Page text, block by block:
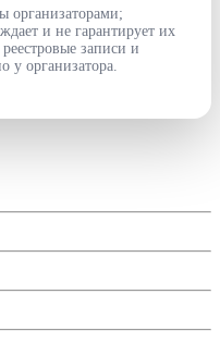
организаторами;
и не гарантирует их
записи и
у организатора.